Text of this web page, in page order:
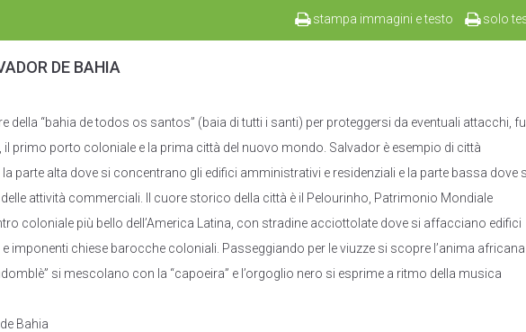
stampa immagini e testo solo
DE BAHIA
della “bahia de todos os santos” (baia di tutti i santi) per proteggersi da eventuali attacchi, fu
il primo porto coloniale e la prima città del nuovo mondo. Salvador è esempio di città
parte alta dove si concentrano gli edifici amministrativi e residenziali e la parte bassa dove
attività commerciali. Il cuore storico della città è il Pelourinho, Patrimonio Mondiale
coloniale più bello dell’America Latina, con stradine acciottolate dove si affacciano edifici
imponenti chiese barocche coloniali. Passeggiando per le viuzze si scopre l’anima africana
si mescolano con la “capoeira” e l’orgoglio nero si esprime a ritmo della musica
Bahia